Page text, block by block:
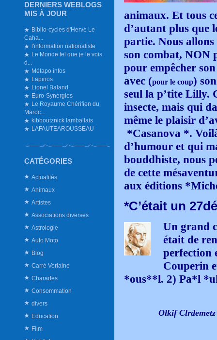
DERNIERS WEBLOGS
MIS À JOUR
Biblio-cycles d'Hervé Le
Caha...
l'information nationaliste
Le Monde tel que je le vois
d...
Métapo infos
Lapinos
Lionel Baland
Euro-Synergies
Le Royaume Chérifien du
Maroc...
kibboutznick lamballais
LAFAUTEAROUSSEAU
CATÉGORIES
Actualités
Animaux
Artistes
Associations diverses
Astrologie
Auto Moto
Blog
Carré Verlaine
Charades
Consommation
divers
Education
Film
animaux. Et tous
d’autant plus que
partie. Nous
son combat, NON
pour empêcher
avec (pour le coup)
seul la p’tite Lilly.
insecte, mais qui
même le plaisir
*Casanova *.
d’humour et qui
bouddhiste, nous
de cette
aux éditions
*C’était un
Un grand
était de
perfection
Couperin
*ous**l. 2) Pa*l
Olkif